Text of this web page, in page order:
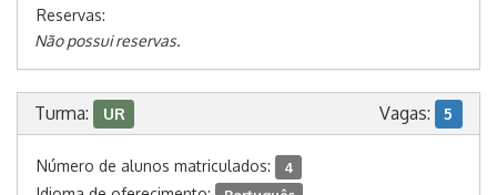
Reservas:
Não possui reservas.
Turma: UR Vagas: 5
Número de alunos matriculados: 4